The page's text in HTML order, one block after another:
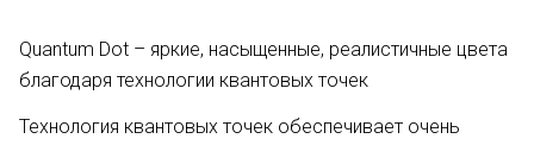
Quantum Dot – яркие, насыщенные, реалистичные цвета
благодаря технологии квантовых точек
Технология квантовых точек обеспечивает очень